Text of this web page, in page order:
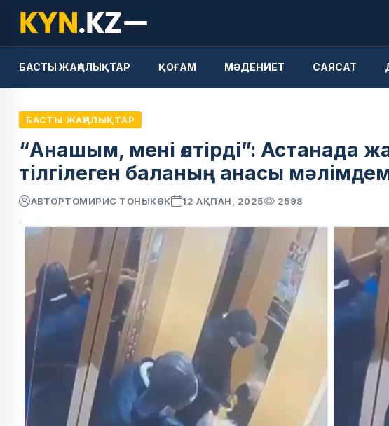
БАСТЫ ЖАҢАЛЫҚТАР ҚОҒАМ МӘДЕНИЕТ САЯСАТ
БАСТЫ ЖАҢАЛЫҚТАР
“Анашым, мені өлтірді”: Астанада
тілгілеген баланың анасы
АВТОРТОМИРИС ТОНЫКӨК 12 АҚПАН, 2025 2598